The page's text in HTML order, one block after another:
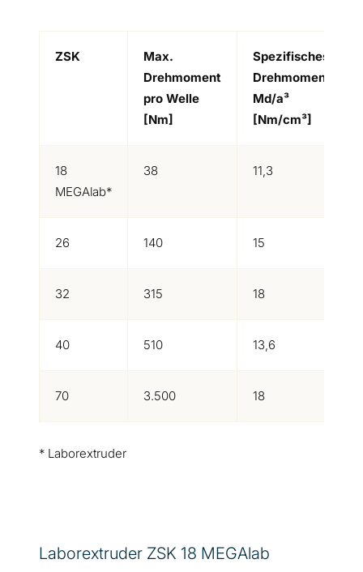
ZSK
Max.
Drehmoment
pro Welle
[Nm]
Spezifisches
Drehmoment
Md/a³
[Nm/cm³]
18
MEGAlab*
38 11,3
26 140 15
32 315 18
40 510 13,6
70 3.500 18
* Laborextruder
Laborextruder ZSK 18 MEGAlab